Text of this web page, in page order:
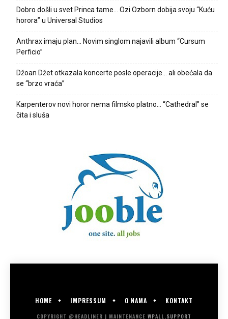
Dobro došli u svet Princa tame… Ozi Ozborn dobija svoju “Kuću
horora” u Universal Studios
Anthrax imaju plan… Novim singlom najavili album “Cursum
Perficio”
Džoan Džet otkazala koncerte posle operacije… ali obećala da
se “brzo vraća”
Karpenterov novi horor nema filmsko platno… “Cathedral” se
čita i sluša
HOME IMPRESSUM O NAMA KONTAKT
COPYRIGHT @HEADLINER | MAINTENANCE WPALL.SUPPORT